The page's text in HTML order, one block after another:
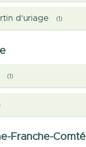
d'uriage (1)
(1)
Franche-Comté